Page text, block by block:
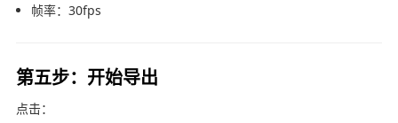
帧率：30fps
第五步：开始导出
点击：